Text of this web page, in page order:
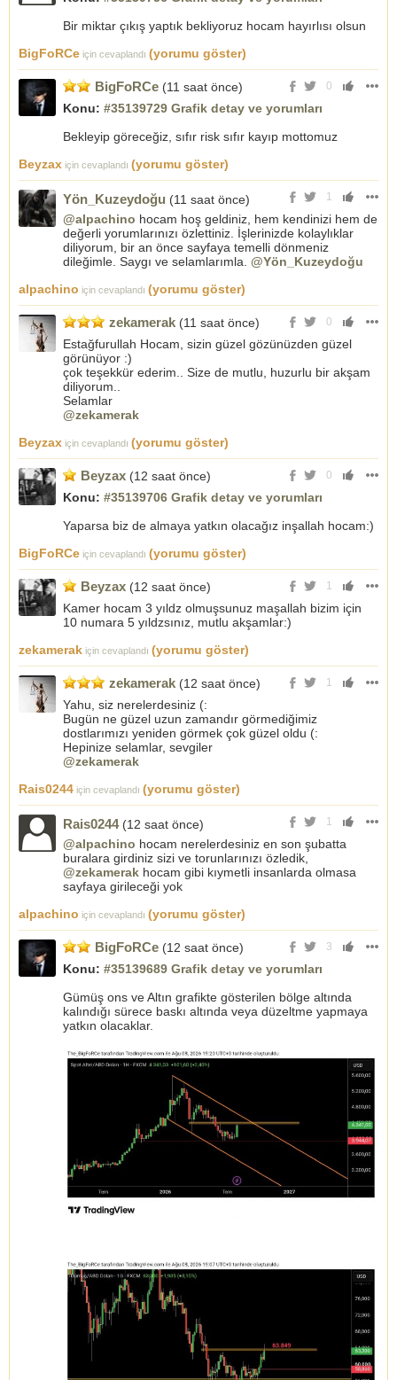
Bir miktar çıkış yaptık bekliyoruz hocam hayırlısı olsun
BigFoRCe için cevaplandı (yorumu göster)
0
BigFoRCe (11 saat önce)
Konu: #35139729 Grafik detay ve yorumları
Bekleyip göreceğiz, sıfır risk sıfır kayıp mottomuz
Beyzax için cevaplandı (yorumu göster)
1
Yön_Kuzeydoğu (11 saat önce)
@alpachino hocam hoş geldiniz, hem kendinizi hem de
değerli yorumlarınızı özlettiniz. İşlerinizde kolaylıklar
diliyorum, bir an önce sayfaya temelli dönmeniz
dileğimle. Saygı ve selamlarımla. @Yön_Kuzeydoğu
alpachino için cevaplandı (yorumu göster)
0
zekamerak (11 saat önce)
Estağfurullah Hocam, sizin güzel gözünüzden güzel
görünüyor :)
çok teşekkür ederim.. Size de mutlu, huzurlu bir akşam
diliyorum..
Selamlar
@zekamerak
Beyzax için cevaplandı (yorumu göster)
0
Beyzax (12 saat önce)
Konu: #35139706 Grafik detay ve yorumları
Yaparsa biz de almaya yatkın olacağız inşallah hocam:)
BigFoRCe için cevaplandı (yorumu göster)
1
Beyzax (12 saat önce)
Kamer hocam 3 yıldz olmuşsunuz maşallah bizim için
10 numara 5 yıldzsınız, mutlu akşamlar:)
zekamerak için cevaplandı (yorumu göster)
1
zekamerak (12 saat önce)
Yahu, siz nerelerdesiniz (:
Bugün ne güzel uzun zamandır görmediğimiz
dostlarımızı yeniden görmek çok güzel oldu (:
Hepinize selamlar, sevgiler
@zekamerak
Rais0244 için cevaplandı (yorumu göster)
1
Rais0244(12 saat önce)
@alpachino hocam nerelerdesiniz en son şubatta
buralara girdiniz sizi ve torunlarınızı özledik,
@zekamerak hocam gibi kıymetli insanlarda olmasa
sayfaya girileceği yok
alpachino için cevaplandı (yorumu göster)
3
BigFoRCe (12 saat önce)
Konu: #35139689 Grafik detay ve yorumları
Gümüş ons ve Altın grafikte gösterilen bölge altında
kalındığı sürece baskı altında veya düzeltme yapmaya
yatkın olacaklar.